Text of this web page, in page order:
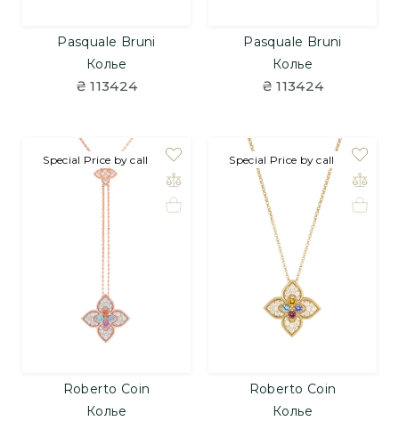
Pasquale Bruni
Колье
₴ 113424
Pasquale Bruni
Колье
₴ 113424
Special Price by call
Roberto Coin
Колье
Special Price by call
Roberto Coin
Колье